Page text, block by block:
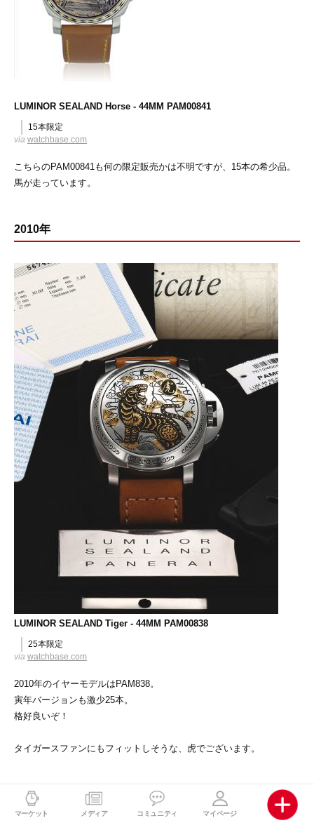
LUMINOR SEALAND Horse - 44MM PAM00841
15本限定
via watchbase.com
こちらのPAM00841も何の限定販売かは不明ですが、15本の希少品。
馬が走っています。
2010年
LUMINOR SEALAND Tiger - 44MM PAM00838
25本限定
via watchbase.com
2010年のイヤーモデルはPAM838。
寅年バージョンも激少25本。
格好良いぞ！
タイガースファンにもフィットしそうな、虎でございます。
2009年
マーケット メディア コミュニティ マイページ